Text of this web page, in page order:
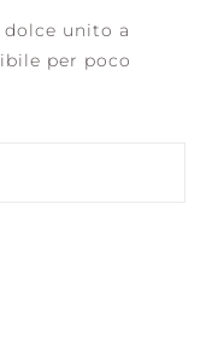
unito a
per poco